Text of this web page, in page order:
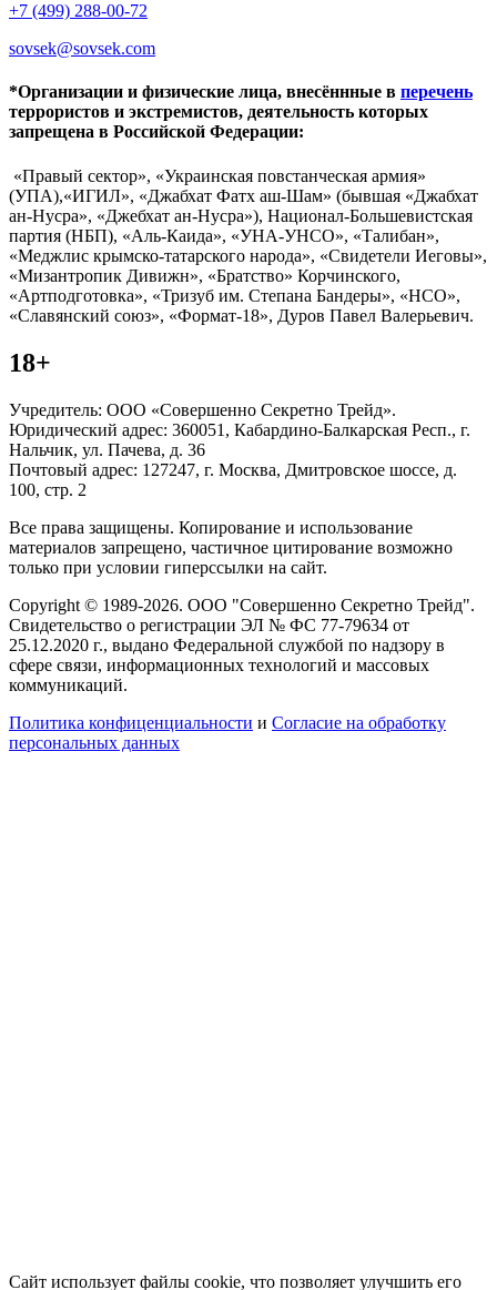
+7 (499) 288-00-72
sovsek@sovsek.com
*Организации и физические лица, внесённные в перечень
террористов и экстремистов, деятельность которых
запрещена в Российской Федерации:
«Правый сектор», «Украинская повстанческая армия»
(УПА),«ИГИЛ», «Джабхат Фатх аш-Шам» (бывшая «Джабхат
ан-Нусра», «Джебхат ан-Нусра»), Национал-Большевистская
партия (НБП), «Аль-Каида», «УНА-УНСО», «Талибан»,
«Меджлис крымско-татарского народа», «Свидетели Иеговы»,
«Мизантропик Дивижн», «Братство» Корчинского,
«Артподготовка», «Тризуб им. Степана Бандеры», «НСО»,
«Славянский союз», «Формат-18», Дуров Павел Валерьевич.
18+
Учредитель: ООО «Совершенно Секретно Трейд».
Юридический адрес: 360051, Кабардино-Балкарская Респ., г.
Нальчик, ул. Пачева, д. 36
Почтовый адрес: 127247, г. Москва, Дмитровское шоссе, д.
100, стр. 2
Все права защищены. Копирование и использование
материалов запрещено, частичное цитирование возможно
только при условии гиперссылки на сайт.
Copyright © 1989-2026. ООО "Совершенно Секретно Трейд".
Свидетельство о регистрации ЭЛ № ФС 77-79634 от
25.12.2020 г., выдано Федеральной службой по надзору в
сфере связи, информационных технологий и массовых
коммуникаций.
Политика конфиценциальности и Согласие на обработку
персональных данных
Сайт использует файлы cookie, что позволяет улучшить его